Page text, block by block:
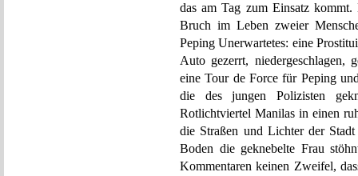
das am Tag zum Einsatz
Bruch im Leben zweier
Peping Unerwartetes: eine
Auto gezerrt, niedergeschlagen,
eine Tour de Force für Peping
die des jungen Polizisten
Rotlichtviertel Manilas in einen
die Straßen und Lichter der
Boden die geknebelte Frau
Kommentaren keinen Zweifel,